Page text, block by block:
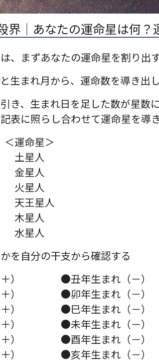
界｜あなたの運命星は何？
、まずあなたの運命星を割り出
生まれ月から、運命数を導き出し
き、生まれ日を足した数が星数に
表に照らし合わせて運命星を導き
命星＞
星人
金星人
火星人
王星人
木星人
水星人
を自分の干支から確認する
＋） ●丑年生まれ（－）
＋） ●卯年生まれ（－）
＋） ●巳年生まれ（－）
＋） ●未年生まれ（－）
＋） ●酉年生まれ（－）
＋） ●亥年生まれ（－）